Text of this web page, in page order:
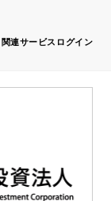
関連サービス ログイン